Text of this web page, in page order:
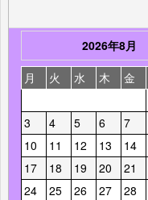
2026年8月
月
火 水 木 金
3
4 5 6 7
10
11 12 13 14
17
18 19 20 21
24
25 26 27 28